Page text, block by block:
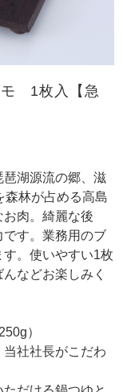
1枚入【急
湖源流の郷、滋
森林が占める高島
肉。綺麗な後
す。業務用のブ
。使いやすい1枚
などお楽しみく
）
社社長がこだわ